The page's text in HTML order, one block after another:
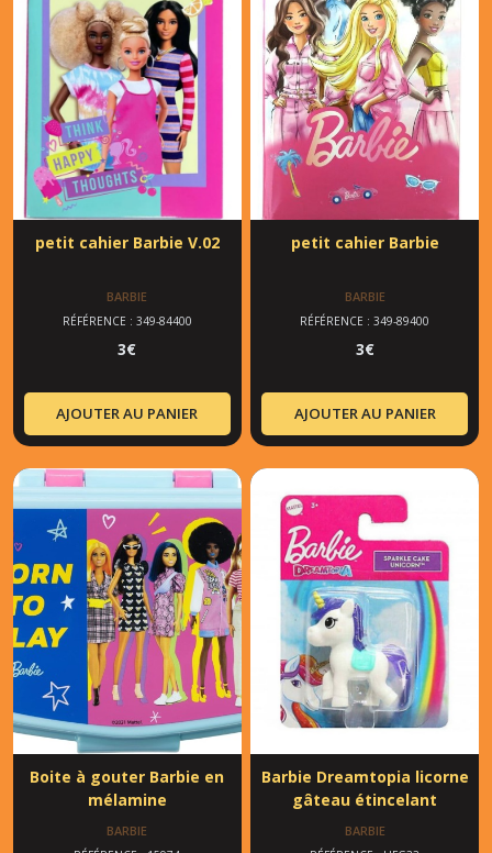
petit cahier Barbie V.02
BARBIE
RÉFÉRENCE : 349-84400
3€
AJOUTER AU PANIER
petit cahier Barbie
BARBIE
RÉFÉRENCE : 349-89400
3€
AJOUTER AU PANIER
Boite à gouter Barbie en
mélamine
BARBIE
Barbie Dreamtopia licorne
gâteau étincelant
BARBIE